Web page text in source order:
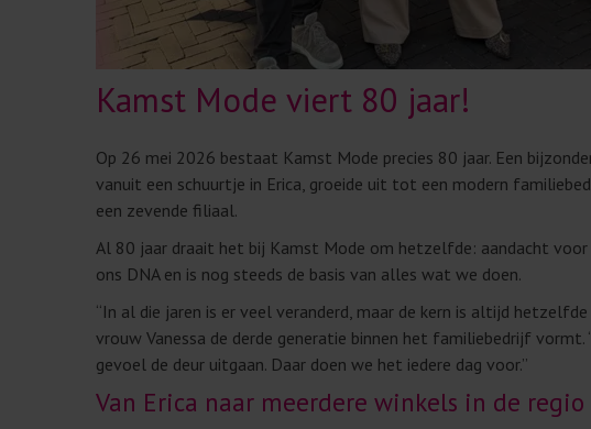
Kamst Mode viert 80 jaar!
Op 26 mei 2026 bestaat Kamst Mode precies 80 jaar. Een
vanuit een schuurtje in Erica, groeide uit tot een modern
een zevende filiaal.
Al 80 jaar draait het bij Kamst Mode om hetzelfde: aandacht
ons DNA en is nog steeds de basis van alles wat we doen.
“In al die jaren is er veel veranderd, maar de kern is altijd
vrouw Vanessa de derde generatie binnen het familiebedrijf
gevoel de deur uitgaan. Daar doen we het iedere dag voor.”
Van Erica naar meerdere winkels in de regio